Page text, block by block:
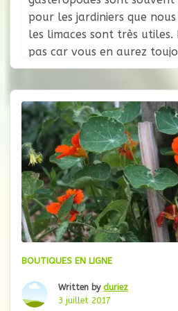
pour les jardiniers que
les limaces sont très utiles.
pas car vous en aurez
plus elles permettent
nos amis les hérissons et les
BOUTIQUES EN LIGNE
Written by duriez
3 juillet 2017